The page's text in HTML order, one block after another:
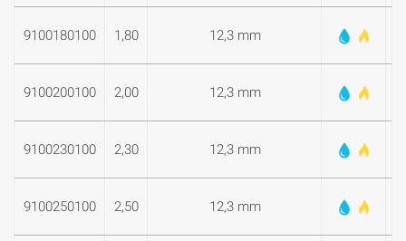
9100180100 1,80 12,3 mm
9100200100 2,00 12,3 mm
9100230100 2,30 12,3 mm
9100250100 2,50 12,3 mm